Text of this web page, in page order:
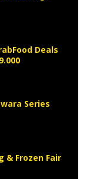
Deals
Series
& Frozen Fair